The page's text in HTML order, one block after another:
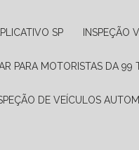
SP INSPEÇÃO
PARA MOTORISTAS DA 99
DE VEÍCULOS